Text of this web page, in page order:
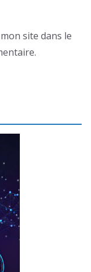
site dans le